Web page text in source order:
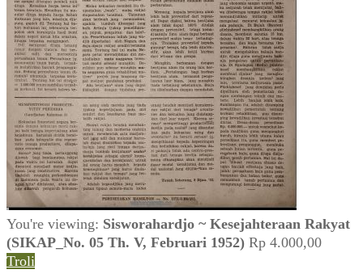
You're viewing: Sisworahardjo ~ Kesejahteraan Rakyat
(SIKAP_No. 05 Th. V, Februari 1952) Rp 4.000,00
Troli